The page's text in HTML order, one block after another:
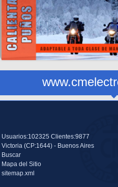
Usuarios:102325 Clientes:9877
Victoria (CP:1644) - Buenos Aires
Buscar
Mapa del Sitio
sitemap.xml